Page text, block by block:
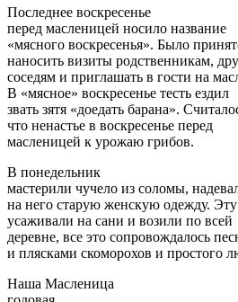
Последнее воскресенье
перед масленицей носило название
«мясного воскресенья». Было
наносить визиты родственникам,
соседям и приглашать в гости на
В «мясное» воскресенье тесть ездил
звать зятя «доедать барана».
что ненастье в воскресенье перед
масленицей к урожаю грибов.
В понедельник
мастерили чучело из соломы,
на него старую женскую одежду.
усаживали на сани и возили по всей
деревне, все это сопровождалось
и плясками скоморохов и простого
Наша Масленица